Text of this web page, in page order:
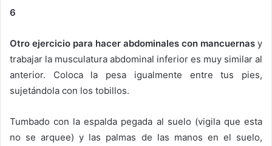
6
Otro ejercicio para hacer abdominales con mancuernas y
trabajar la musculatura abdominal inferior es muy similar al
anterior. Coloca la pesa igualmente entre tus pies,
sujetándola con los tobillos.
Tumbado con la espalda pegada al suelo (vigila que esta
no se arquee) y las palmas de las manos en el suelo,